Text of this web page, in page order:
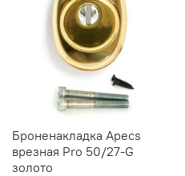
Броненакладка Apecs
врезная Pro 50/27-G
золото